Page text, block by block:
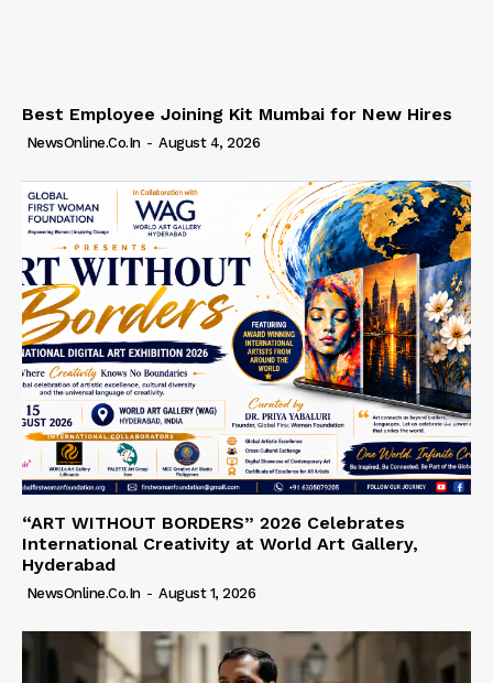
Best Employee Joining Kit Mumbai for New Hires
NewsOnline.co.in - August 4, 2026
“ART WITHOUT BORDERS” 2026 Celebrates
International Creativity at World Art Gallery,
Hyderabad
NewsOnline.co.in - August 1, 2026